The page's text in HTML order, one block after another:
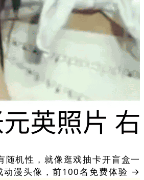
机性，就像逛戏抽卡开盲盒一
动漫头像，前100名免费体验 →